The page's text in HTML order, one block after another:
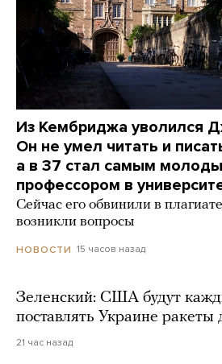
Из Кембриджа уволился
Он не умел читать и
а в 37 стал самым
профессором в
Сейчас его обвинили в
возникли вопросы
НОВОСТИ 15 часов назад
Зеленский: США будут
поставлять Украине ракеты
21 час назад